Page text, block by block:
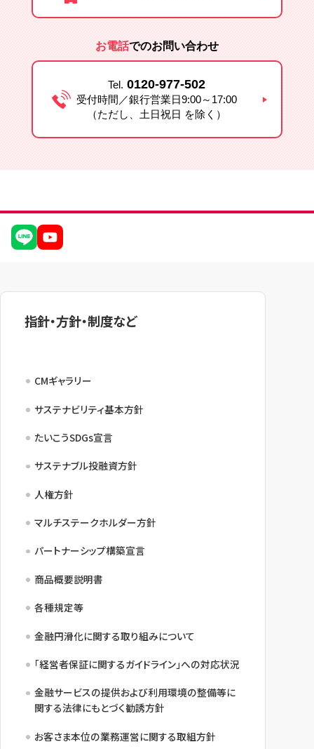
お電話でのお問い合わせ
Tel. 0120-977-502
受付時間／銀行営業日9:00～17:00
（ただし、土日祝日 を除く）
指針・方針・制度など
CMギャラリー
サステナビリティ基本方針
たいこうSDGs宣言
サステナブル投融資方針
人権方針
マルチステークホルダー方針
パートナーシップ構築宣言
商品概要説明書
各種規定等
金融円滑化に関する取り組みについて
「経営者保証に関するガイドライン」への対応状況
金融サービスの提供および利用環境の整備等に
関する法律にもとづく勧誘方針
お客さま本位の業務運営に関する取組方針